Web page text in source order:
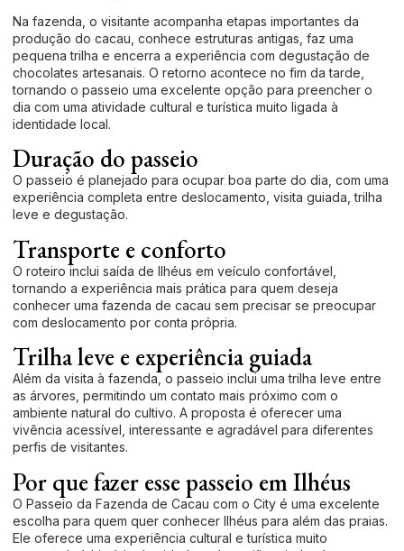
Na fazenda, o visitante acompanha etapas importantes da
produção do cacau, conhece estruturas antigas, faz uma
pequena trilha e encerra a experiência com degustação de
chocolates artesanais. O retorno acontece no fim da tarde,
tornando o passeio uma excelente opção para preencher o
dia com uma atividade cultural e turística muito ligada à
identidade local.
Duração do passeio
O passeio é planejado para ocupar boa parte do dia, com uma
experiência completa entre deslocamento, visita guiada, trilha
leve e degustação.
Transporte e conforto
O roteiro inclui saída de Ilhéus em veículo confortável,
tornando a experiência mais prática para quem deseja
conhecer uma fazenda de cacau sem precisar se preocupar
com deslocamento por conta própria.
Trilha leve e experiência guiada
Além da visita à fazenda, o passeio inclui uma trilha leve entre
as árvores, permitindo um contato mais próximo com o
ambiente natural do cultivo. A proposta é oferecer uma
vivência acessível, interessante e agradável para diferentes
perfis de visitantes.
Por que fazer esse passeio em Ilhéus
O Passeio da Fazenda de Cacau com o City é uma excelente
escolha para quem quer conhecer Ilhéus para além das praias.
Ele oferece uma experiência cultural e turística muito